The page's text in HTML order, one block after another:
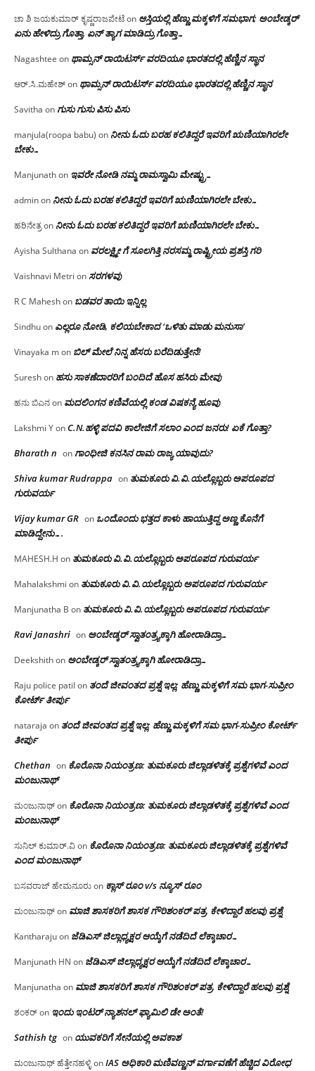
ಚಾ ಶಿ ಜಯಕುಮಾರ್ ಕೃಷ್ಣರಾಜಪೇಟೆon ಆಸ್ತಿಯಲ್ಲಿ ಹೆಣ್ಣು ಮಕ್ಕಳಿಗೆ ಸಮಭಾಗ; ಅಂಬೇಡ್ಕರ್
ಏನು ಹೇಳಿದ್ರು ಗೊತ್ತಾ, ಏನ್ ತ್ಯಾಗ ಮಾಡಿದ್ರು ಗೊತ್ತಾ…
Nagashtee on ಥಾಮ್ಸನ್ ರಾಯಿಟರ್ಸ್ ವರದಿಯೂ ಭಾರತದಲ್ಲಿ ಹೆಣ್ಣಿನ ಸ್ಥಾನ‌
ಆರ್.ಸಿ.ಮಹೇಶ್on ಥಾಮ್ಸನ್ ರಾಯಿಟರ್ಸ್ ವರದಿಯೂ ಭಾರತದಲ್ಲಿ ಹೆಣ್ಣಿನ ಸ್ಥಾನ‌
Savitha onಗುಸು ಗುಸು ಪಿಸು ಪಿಸು
manjula(roopa babu) on ನೀನು ಓದು ಬರಹ ಕಲಿತಿದ್ದರೆ ಇವರಿಗೆ ಋಣಿಯಾಗಿರಲೇ
ಬೇಕು…
Manjunathon ಇವರೇ‌ ನೋಡಿ‌ ನಮ್ಮ‌ ರಾಮಸ್ವಾಮಿ ಮೇಷ್ಟ್ರು…
adminon ನೀನು ಓದು ಬರಹ ಕಲಿತಿದ್ದರೆ ಇವರಿಗೆ ಋಣಿಯಾಗಿರಲೇ ಬೇಕು…
ಹರಿನೇತ್ರon ನೀನು ಓದು ಬರಹ ಕಲಿತಿದ್ದರೆ ಇವರಿಗೆ ಋಣಿಯಾಗಿರಲೇ ಬೇಕು…
Ayisha Sulthana on ವರಲಕ್ಷ್ಮೀ ಗೆ ಸೂಲಗಿತ್ತಿ ನರಸಮ್ಮ‌ ರಾಷ್ಟ್ರೀಯ ಪ್ರಶಸ್ತಿ ಗರಿ
Vaishnavi Metri onಸರಗಳವು
R C Maheshon ಬಡವರ ತಾಯಿ ಇನ್ನಿಲ್ಲ
Sindhuon ಎಲ್ಲರೂ ನೋಡಿ, ಕಲಿಯಬೇಕಾದ ‘ಒಳಿತು ಮಾಡು ಮನುಸಾ’
Vinayaka mon ಬಿಲ್ ಮೇಲೆ ನಿನ್ನ ಹೆಸರು ಬರೆದಿಡುತ್ತೇನೆ!
Sureshon ಹಸು ಸಾಕಣೆದಾರರಿಗೆ ಬಂದಿದೆ ಹೊಸ ಹಸಿರು ಮೇವು
ಹನು ಬಿಎನon ಮದಲಿಂಗನ ಕಣಿವೆಯಲ್ಲಿ ಕಂಡ ವಿಷಕನ್ಯೆ ಹೂವು
Lakshmi YonC.N.ಹಳ್ಳಿ ಪದವಿ ಕಾಲೇಜಿಗೆ ಸಲಾಂ‌ ಎಂದ ಜನರು! ಏಕೆ ಗೊತ್ತಾ?
Bharath n onಗಾಂಧೀಜಿ ಕನಸಿನ ರಾಮ ರಾಜ್ಯ ಯಾವುದು?
Shiva kumar Rudrappa on ತುಮಕೂರು‌ ವಿ.ವಿ.ಯಲ್ಲೊಬ್ಬರು ಅಪರೂಪದ
ಗುರುವರ್ಯ
Vijay kumar GR on ಒಂದೊಂದು ಭತ್ತದ ಕಾಳು ಹಾಯುತ್ತಿದ್ದ ಅಣ್ಣ ಕೊನೆಗೆ
ಮಾಡಿದ್ದೇನು….
MAHESH.H on ತುಮಕೂರು‌ ವಿ.ವಿ.ಯಲ್ಲೊಬ್ಬರು ಅಪರೂಪದ ಗುರುವರ್ಯ
Mahalakshmi on ತುಮಕೂರು‌ ವಿ.ವಿ.ಯಲ್ಲೊಬ್ಬರು ಅಪರೂಪದ ಗುರುವರ್ಯ
Manjunatha B on ತುಮಕೂರು‌ ವಿ.ವಿ.ಯಲ್ಲೊಬ್ಬರು ಅಪರೂಪದ ಗುರುವರ್ಯ
Ravi Janashri on ಅಂಬೇಡ್ಕರ್ ಸ್ವಾತಂತ್ರ್ಯಕ್ಕಾಗಿ ಹೋರಾಡಿದ್ರಾ…
Deekshithon ಅಂಬೇಡ್ಕರ್ ಸ್ವಾತಂತ್ರ್ಯಕ್ಕಾಗಿ ಹೋರಾಡಿದ್ರಾ…
Raju police patil on ತಂದೆ ಜೀವಂತದ ಪ್ರಶ್ನೆ ಇಲ್ಲ: ಹೆಣ್ಣು ಮಕ್ಕಳಿಗೆ ಸಮ ಭಾಗ-ಸುಪ್ರೀಂ
ಕೋರ್ಟ್ ತೀರ್ಪು
nataraja on ತಂದೆ ಜೀವಂತದ ಪ್ರಶ್ನೆ ಇಲ್ಲ: ಹೆಣ್ಣು ಮಕ್ಕಳಿಗೆ ಸಮ ಭಾಗ-ಸುಪ್ರೀಂ ಕೋರ್ಟ್
ತೀರ್ಪು
Chethan on ಕೊರೊನಾ ನಿಯಂತ್ರಣ: ತುಮಕೂರು ಜಿಲ್ಲಾಡಳಿತಕ್ಕೆ ಪ್ರಶ್ನೆಗಳಿವೆ ಎಂದ
ಮಂಜು‌ನಾಥ್
ಮಂಜುನಾಥ್on ಕೊರೊನಾ ನಿಯಂತ್ರಣ: ತುಮಕೂರು ಜಿಲ್ಲಾಡಳಿತಕ್ಕೆ ಪ್ರಶ್ನೆಗಳಿವೆ ಎಂದ
ಮಂಜು‌ನಾಥ್
ಸುನಿಲ್ ಕುಮಾರ್.ವಿon ಕೊರೊನಾ ನಿಯಂತ್ರಣ: ತುಮಕೂರು ಜಿಲ್ಲಾಡಳಿತಕ್ಕೆ ಪ್ರಶ್ನೆಗಳಿವೆ
ಎಂದ ಮಂಜು‌ನಾಥ್
ಬಸವರಾಜ್ ಹೇಮನೂರುon ಕ್ಲಾಸ್ ರೂಂ v/s ನ್ಯೂಸ್ ರೂಂ
ಮಂಜುನಾಥ್on ಮಾಜಿ ಶಾಸಕರಿಗೆ ಶಾಸಕ ಗೌರಿಶಂಕರ್ ಪತ್ರ, ಕೇಳಿದ್ದಾರೆ ಹಲವು ಪ್ರಶ್ನೆ
Kantharajuon ಜೆಡಿಎಸ್ ಜಿಲ್ಲಾಧ್ಯಕ್ಷರ ಆಯ್ಕೆಗೆ ನಡೆದಿದೆ ಲೆಕ್ಕಾಚಾರ…
Manjunath HN on ಜೆಡಿಎಸ್ ಜಿಲ್ಲಾಧ್ಯಕ್ಷರ ಆಯ್ಕೆಗೆ ನಡೆದಿದೆ ಲೆಕ್ಕಾಚಾರ…
Manjunatha on ಮಾಜಿ ಶಾಸಕರಿಗೆ ಶಾಸಕ ಗೌರಿಶಂಕರ್ ಪತ್ರ, ಕೇಳಿದ್ದಾರೆ ಹಲವು ಪ್ರಶ್ನೆ
ಶಂಕರ್on ಇಂದು ಇಂಟರ್ ನ್ಯಾಶನಲ್ ಫ್ಯಾಮಿಲಿ ಡೇ ಅಂತೆ!
Sathish tg on ಯುವಕರಿಗೆ ಸೇನೆಯಲ್ಲಿ ಅವಕಾಶ
ಮಂಜುನಾಥ್ ಹೆತ್ತೇನಹಳ್ಳಿonIAS ಅಧಿಕಾರಿ ಮಣಿವಣ್ಣನ್ ವರ್ಗಾವಣೆಗೆ ಹೆಚ್ಚಿದ‌ ವಿರೋಧ